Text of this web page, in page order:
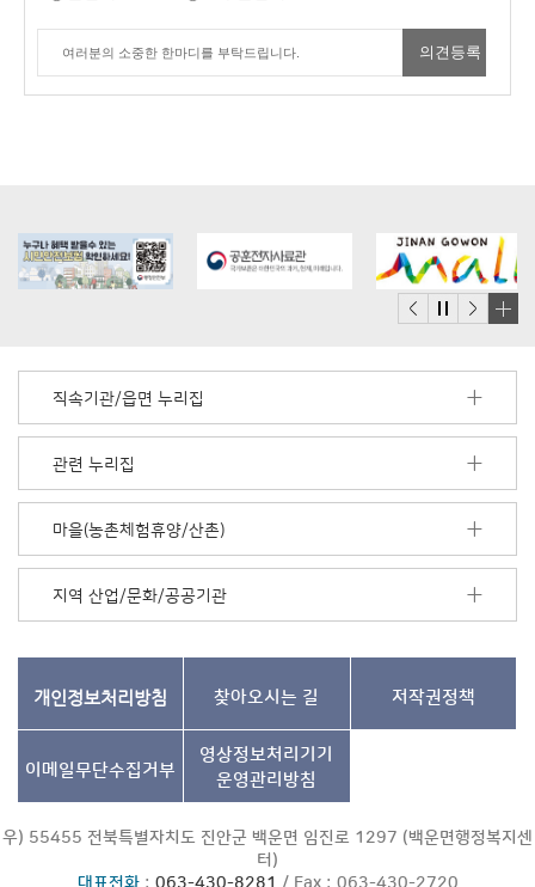
더
기
직속기관/읍면 누리집
관련 누리집
마을(농촌체험휴양/산촌)
지역 산업/문화/공공기관
개인정보처리방침 찾아오시는 길 저작권정책
이메일무단수집거부
영상정보처리기기
운영관리방침
우) 55455 전북특별자치도 진안군 백운면 임진로 1297 (백운면행정복지센
터)